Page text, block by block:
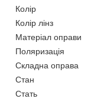
Колір
Колір лінз
Матеріал оправи
Поляризація
Складна оправа
Стан
Стать